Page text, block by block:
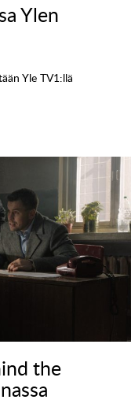
Ylen
Yle TV1:llä
the